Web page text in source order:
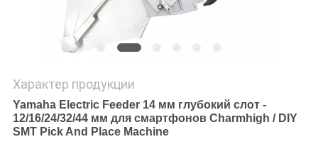
Характер продукции
Yamaha Electric Feeder 14 мм глубокий слот -
12/16/24/32/44 мм для смартфонов Charmhigh / DIY
SMT Pick And Place Machine